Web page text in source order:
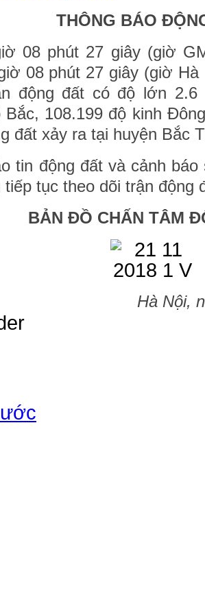
THÔNG BÁO
08 phút 27 giây (giờ
08 phút 27 giây (giờ Hà
động đất có độ lớn
108.199 độ kinh
đất xảy ra tại huyện Bắc
tin động đất và cảnh
tiếp tục theo dõi trận động
BẢN ĐỒ CHẤN TÂM
Hà Nội,